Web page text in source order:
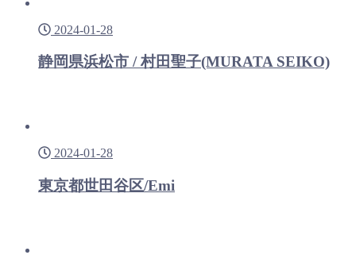
2024-01-28
静岡県浜松市 / 村田聖子(MURATA SEIKO)
2024-01-28
東京都世田谷区/Emi